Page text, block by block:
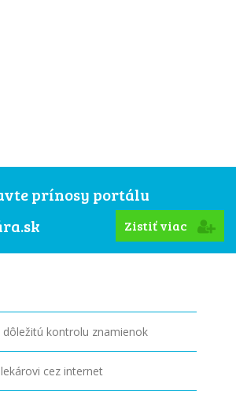
prínosy portálu
Zistiť viac
kontrolu znamienok
cez internet